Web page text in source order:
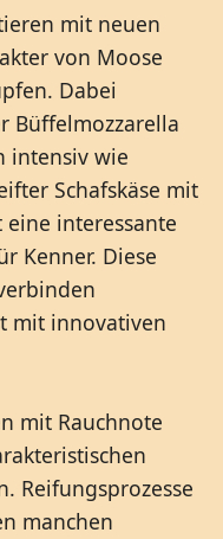
mit neuen
von Moose
Dabei
Büffelmozzarella
intensiv wie
Schafskäse mit
interessante
Kenner. Diese
mit innovativen
mit Rauchnote
Reifungsprozesse
manchen